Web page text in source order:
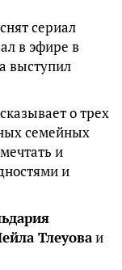
сериал
в эфире в
выступил
о трех
семейных
и
и
Тлеуоваи